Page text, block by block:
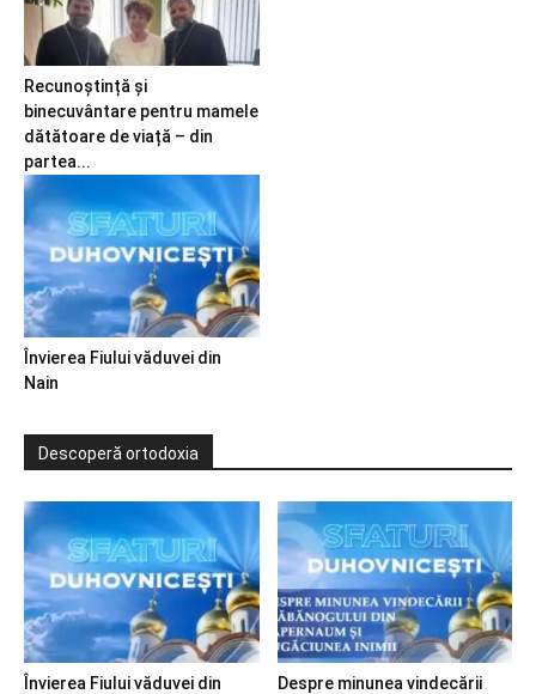
Recunoștință și
binecuvântare pentru mamele
dătătoare de viață – din
partea...
Învierea Fiului văduvei din
Nain
Descoperă ortodoxia
Învierea Fiului văduvei din
Despre minunea vindecării